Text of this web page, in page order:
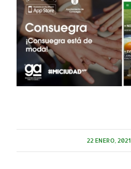
22 ENERO, 2021